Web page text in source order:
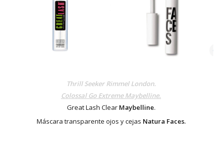
Thrill Seeker Rimmel London.
Colossal Go Extreme Maybelline.
Great Lash Clear Maybelline.
Máscara transparente ojos y cejas Natura Faces.